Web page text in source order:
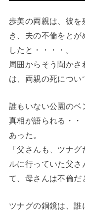
歩美の両親は、彼
き、夫の不倫をと
したと・・・・。
周囲からそう聞か
は、両親の死につい
誰もいない公園の
真相が語られる・
あった。
「父さんも、ツナ
ルに行っていた父
て、母さんは不倫だ
ツナグの銅鏡は、